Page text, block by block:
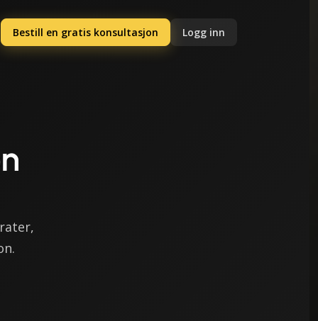
Bestill en gratis konsultasjon Logg inn